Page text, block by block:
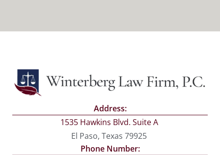
Address:
1535 Hawkins Blvd. Suite A
El Paso, Texas 79925
Phone Number: